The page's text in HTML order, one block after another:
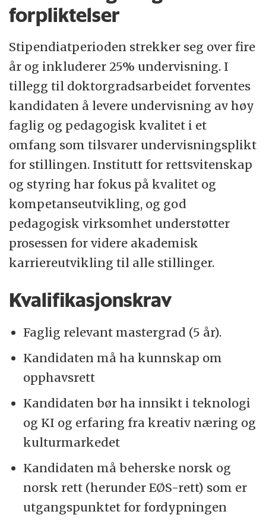
forpliktelser
Stipendiatperioden strekker seg over fire
år og inkluderer 25% undervisning. I
tillegg til doktorgradsarbeidet forventes
kandidaten å levere undervisning av høy
faglig og pedagogisk kvalitet i et
omfang som tilsvarer undervisningsplikt
for stillingen. Institutt for rettsvitenskap
og styring har fokus på kvalitet og
kompetanseutvikling, og god
pedagogisk virksomhet understøtter
prosessen for videre akademisk
karriereutvikling til alle stillinger.
Kvalifikasjonskrav
Faglig relevant mastergrad (5 år).
Kandidaten må ha kunnskap om
opphavsrett
Kandidaten bør ha innsikt i teknologi
og KI og erfaring fra kreativ næring og
kulturmarkedet
Kandidaten må beherske norsk og
norsk rett (herunder EØS-rett) som er
utgangspunktet for fordypningen